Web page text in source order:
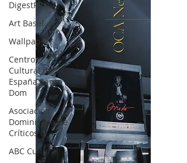
DigestPRO Ar
Art Basel
Wallpaper*
Centro
Cultural de
España Santo
Dom
Asociación
Dominicana de
Críticos d
ABC Cultural